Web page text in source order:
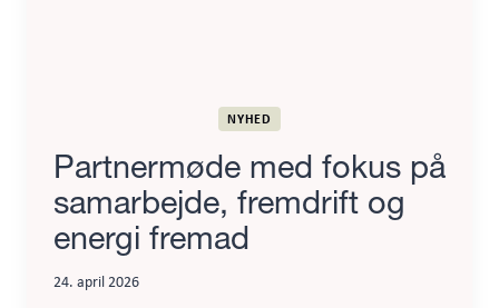
NYHED
Partnermøde med fokus på
samarbejde, fremdrift og
energi fremad
24. april 2026